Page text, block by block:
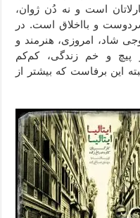
است و نه دُن ژوان،
و بااخلاق است. در
شاد، امروزی، هنرمند و
پیچ و خم زندگی، کم‌کم
این برفاست که بیشتر از